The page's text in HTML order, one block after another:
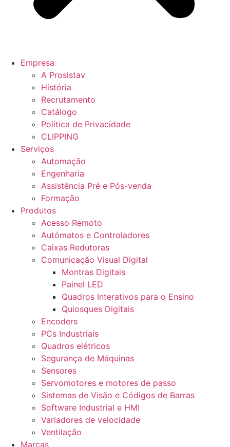
Empresa
A Prosistav
História
Recrutamento
Catálogo
Política de Privacidade
CLIPPING
Serviços
Automação
Engenharia
Assistência Pré e Pós-venda
Formação
Produtos
Acesso Remoto
Autómatos e Controladores
Caixas Redutoras
Comunicação Visual Digital
Montras Digitais
Painel LED
Quadros Interativos para o Ensino
Quiosques Digitais
Encoders
PCs Industriais
Quadros elétricos
Segurança de Máquinas
Sensores
Servomotores e motores de passo
Sistemas de Visão e Códigos de Barras
Software Industrial e HMI
Variadores de velocidade
Ventilação
Marcas